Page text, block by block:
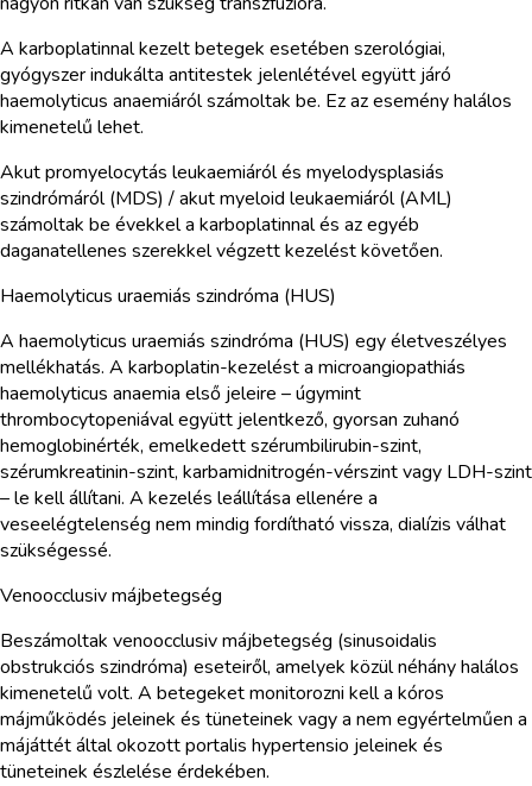
A karboplatinnal kezelt betegek esetében szerológiai,
gyógyszer indukálta antitestek jelenlétével együtt járó
haemolyticus anaemiáról számoltak be. Ez az esemény halálos
kimenetelű lehet.
Akut promyelocytás leukaemiáról és myelodysplasiás
szindrómáról (MDS) / akut myeloid leukaemiáról (AML)
számoltak be évekkel a karboplatinnal és az egyéb
daganatellenes szerekkel végzett kezelést követően.
Haemolyticus uraemiás szindróma (HUS)
A haemolyticus uraemiás szindróma (HUS) egy életveszélyes
mellékhatás. A karboplatin-kezelést a microangiopathiás
haemolyticus anaemia első jeleire – úgymint
thrombocytopeniával együtt jelentkező, gyorsan zuhanó
hemoglobinérték, emelkedett szérumbilirubin-szint,
szérumkreatinin-szint, karbamidnitrogén-vérszint vagy LDH-szint
– le kell állítani. A kezelés leállítása ellenére a
veseelégtelenség nem mindig fordítható vissza, dialízis válhat
szükségessé.
Venoocclusiv májbetegség
Beszámoltak venoocclusiv májbetegség (sinusoidalis
obstrukciós szindróma) eseteiről, amelyek közül néhány halálos
kimenetelű volt. A betegeket monitorozni kell a kóros
májműködés jeleinek és tüneteinek vagy a nem egyértelműen a
májáttét által okozott portalis hypertensio jeleinek és
tüneteinek észlelése érdekében.